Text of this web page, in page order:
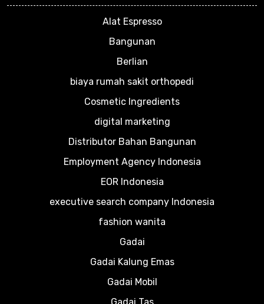
Alat Espresso
Bangunan
Berlian
biaya rumah sakit orthopedi
Cosmetic Ingredients
digital marketing
Distributor Bahan Bangunan
Employment Agency Indonesia
EOR Indonesia
executive search company Indonesia
fashion wanita
Gadai
Gadai Kalung Emas
Gadai Mobil
Gadai Tas